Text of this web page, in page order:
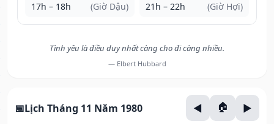
17h – 18h (Giờ Dậu) 21h – 22h (Giờ Hợi)
Tình yêu là điều duy nhất càng cho đi càng nhiều.
— Elbert Hubbard
Lịch Tháng 11 Năm 1980